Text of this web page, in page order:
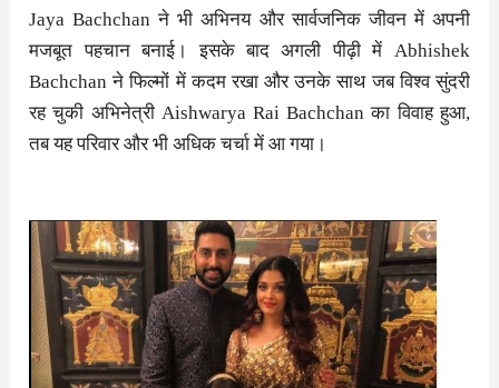
Jaya Bachchan ने भी अभिनय और सार्वजनिक जीवन में अपनी
मजबूत पहचान बनाई। इसके बाद अगली पीढ़ी में Abhishek
Bachchan ने फिल्मों में कदम रखा और उनके साथ जब विश्व सुंदरी
रह चुकी अभिनेत्री Aishwarya Rai Bachchan का विवाह हुआ,
तब यह परिवार और भी अधिक चर्चा में आ गया।